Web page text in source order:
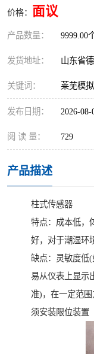
价格： 面议
产品数量： 9999.00
发货地址： 山东省
关键词： 莱芜模
发布日期： 2026-08-
阅 读 量： 729
产品描述
柱式传感器
特点：成本低，
好，对于潮湿环
缺点：灵敏度低
易从仪表上显示
准)，在一定范
须安装限位装置